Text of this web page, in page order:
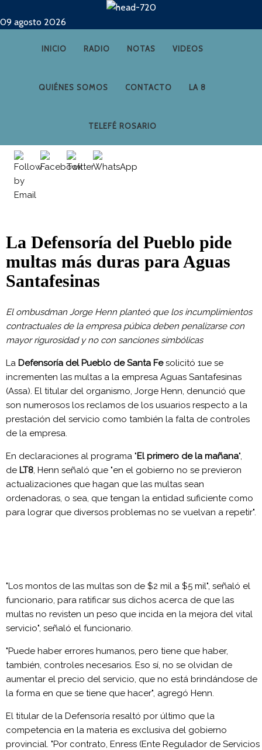
09 agosto 2026
INICIO RADIO NOTAS VIDEOS
QUIÉNES SOMOS CONTACTO LA 8
TELEFÉ ROSARIO
La Defensoría del Pueblo pide
multas más duras para Aguas
Santafesinas
El ombusdman Jorge Henn planteó que los incumplimientos
contractuales de la empresa púbica deben penalizarse con
mayor rigurosidad y no con sanciones simbólicas
La Defensoría del Pueblo de Santa Fesolicitó 1ue se
incrementen las multas a la empresa Aguas Santafesinas
(Assa). El titular del organismo, Jorge Henn, denunció que
son numerosos los reclamos de los usuarios respecto a la
prestación del servicio como también la falta de controles
de la empresa.
En declaraciones al programa "El primero de la mañana",
de LT8, Henn señaló que "en el gobierno no se previeron
actualizaciones que hagan que las multas sean
ordenadoras, o sea, que tengan la entidad suficiente como
para lograr que diversos problemas no se vuelvan a repetir".
"Los montos de las multas son de $2 mil a $5 mil", señaló el
funcionario, para ratificar sus dichos acerca de que las
multas no revisten un peso que incida en la mejora del vital
servicio", señaló el funcionario.
"Puede haber errores humanos, pero tiene que haber,
también, controles necesarios. Eso sí, no se olvidan de
aumentar el precio del servicio, que no está brindándose de
la forma en que se tiene que hacer", agregó Henn.
El titular de la Defensoría resaltó por último que la
competencia en la materia es exclusiva del gobierno
provincial. "Por contrato, Enress (Ente Regulador de Servicios